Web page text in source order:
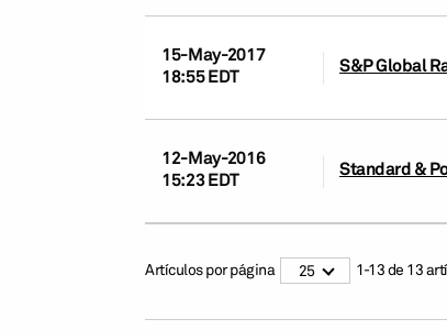
15-May-2017
18:55 EDT
S&P Global
12-May-2016
15:23 EDT
Standard &
Artículos por página 25 1-13de 13